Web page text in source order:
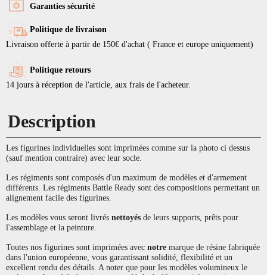
Garanties sécurité
Politique de livraison
Livraison offerte à partir de 150€ d'achat ( France et europe uniquement)
Politique retours
14 jours à réception de l'article, aux frais de l'acheteur.
Description
Les figurines individuelles sont imprimées comme sur la photo ci dessus
(sauf mention contraire) avec leur socle.
Les régiments sont composés d'un maximum de modèles et d'armement
différents. Les régiments Battle Ready sont des compositions permettant un
alignement facile des figurines.
Les modèles vous seront livrés nettoyés de leurs supports, prêts pour
l'assemblage et la peinture.
Toutes nos figurines sont imprimées avec notre marque de résine fabriquée
dans l'union européenne, vous garantissant solidité, flexibilité et un
excellent rendu des détails. A noter que pour les modèles volumineux le